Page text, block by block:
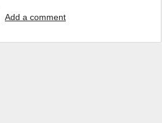
Add a comment